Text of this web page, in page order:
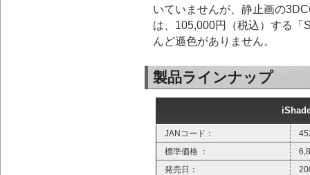
いていませんが、静止画の
は、105,000円（税込）する「
んど遜色がありません。
製品ラインナップ
JANコード：
標準価格 ：
発売日：